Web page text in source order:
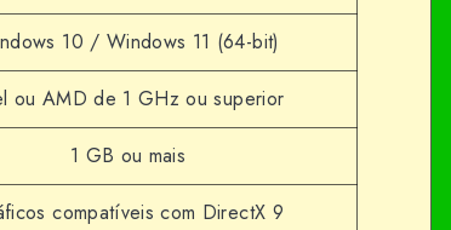
10 / Windows 11 (64-bit)
ou AMD de 1 GHz ou superior
1 GB ou mais
compatíveis com DirectX 9